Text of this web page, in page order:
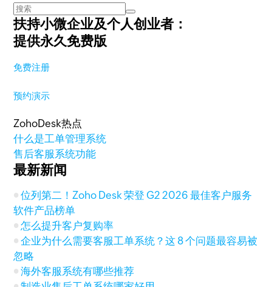
扶持小微企业及个人创业者：
提供永久免费版
免费注册
预约演示
ZohoDesk热点
什么是工单管理系统
售后客服系统功能
最新新闻
位列第二！Zoho Desk 荣登 G2 2026 最佳客户服务
软件产品榜单
怎么提升客户复购率
企业为什么需要客服工单系统？这 8 个问题最容易被
忽略
海外客服系统有哪些推荐